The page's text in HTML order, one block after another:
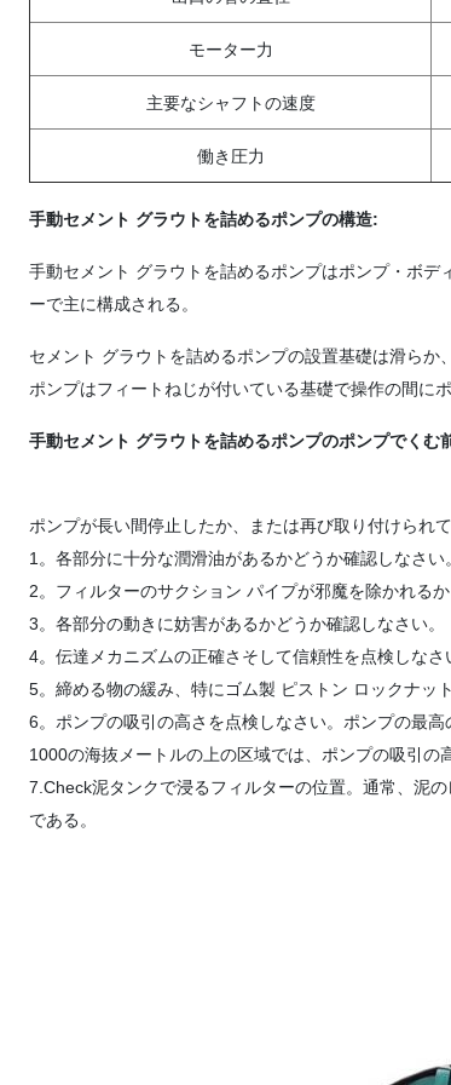
モーター力
主要なシャフトの速度
働き圧力
手動セメント グラウトを詰めるポンプの構造:
手動セメント グラウトを詰めるポンプはポンプ・ボ
ーで主に構成される。
セメント グラウトを詰めるポンプの設置基礎は滑らか
ポンプはフィートねじが付いている基礎で操作の間に
手動セメント グラウトを詰めるポンプのポンプでくむ
ポンプが長い間停止したか、または再び取り付けられ
1。各部分に十分な潤滑油があるかどうか確認しなさい。
2。フィルターのサクション パイプが邪魔を除かれるか
3。各部分の動きに妨害があるかどうか確認しなさい。
4。伝達メカニズムの正確さそして信頼性を点検しなさ
5。締める物の緩み、特にゴム製 ピストン ロックナッ
6。ポンプの吸引の高さを点検しなさい。ポンプの最
1000の海抜メートルの上の区域では、ポンプの吸引の
7.Check泥タンクで浸るフィルターの位置。通常、泥
である。